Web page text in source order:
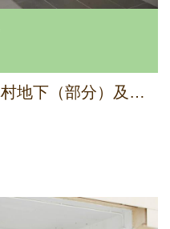
新界葵涌葵义路11号葵翠村地下（部分）及平台一层103室